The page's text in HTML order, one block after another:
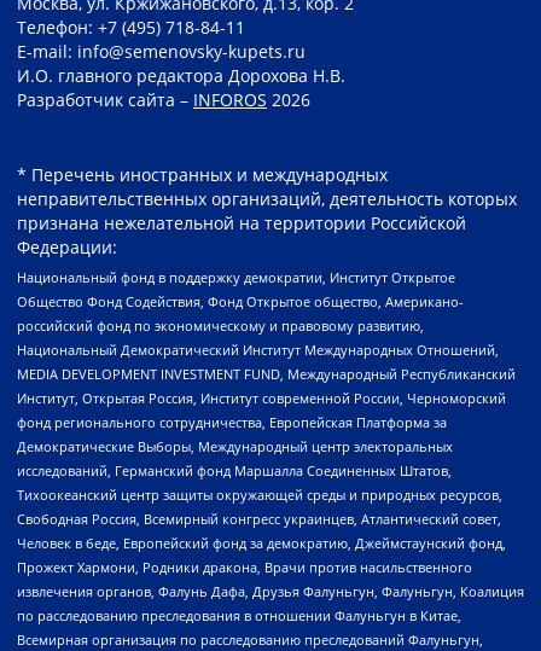
Телефон: +7 (495) 718-84-11
E-mail: info@semenovsky-kupets.ru
И.О. главного редактора Дорохова Н.В.
Разработчик сайта – INFOROS 2026
* Перечень иностранных и международных
неправительственных организаций, деятельность которых
признана нежелательной на территории Российской
Федерации:
Национальный фонд в поддержку демократии, Институт Открытое
Общество Фонд Содействия, Фонд Открытое общество, Американо-
российский фонд по экономическому и правовому развитию,
Национальный Демократический Институт Международных Отношений,
MEDIA DEVELOPMENT INVESTMENT FUND, Международный Республиканский
Институт, Открытая Россия, Институт современной России, Черноморский
фонд регионального сотрудничества, Европейская Платформа за
Демократические Выборы, Международный центр электоральных
исследований, Германский фонд Маршалла Соединенных Штатов,
Тихоокеанский центр защиты окружающей среды и природных ресурсов,
Свободная Россия, Всемирный конгресс украинцев, Атлантический совет,
Человек в беде, Европейский фонд за демократию, Джеймстаунский фонд,
Прожект Хармони, Родники дракона, Врачи против насильственного
извлечения органов, Фалунь Дафа, Друзья Фалуньгун, Фалуньгун, Коалиция
по расследованию преследования в отношении Фалуньгун в Китае,
Всемирная организация по расследованию преследований Фалуньгун,